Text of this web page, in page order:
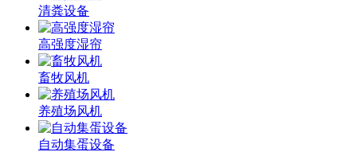
清粪设备
高强度湿帘
畜牧风机
养殖场风机
自动集蛋设备